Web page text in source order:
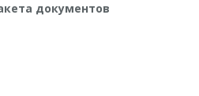
документов